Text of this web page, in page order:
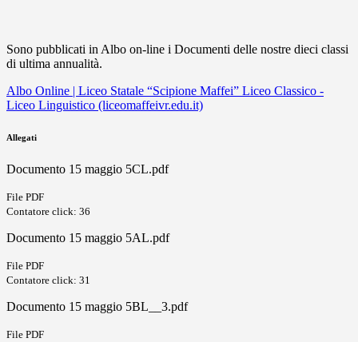
Sono pubblicati in Albo on-line i Documenti delle nostre dieci classi
di ultima annualità.
Albo Online | Liceo Statale “Scipione Maffei” Liceo Classico -
Liceo Linguistico (liceomaffeivr.edu.it)
Allegati
Documento 15 maggio 5CL.pdf
File PDF
Contatore click: 36
Documento 15 maggio 5AL.pdf
File PDF
Contatore click: 31
Documento 15 maggio 5BL__3.pdf
File PDF